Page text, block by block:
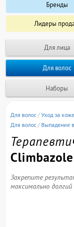
Бренды
Лидеры
Для лица
Для волос
Наборы
Для волос /Уход за
Для волос / Выпадение
Закрепите
максимально долгий